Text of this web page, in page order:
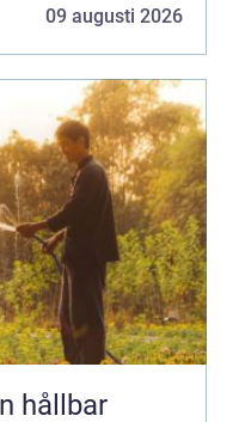
09 augusti 2026
hållbar